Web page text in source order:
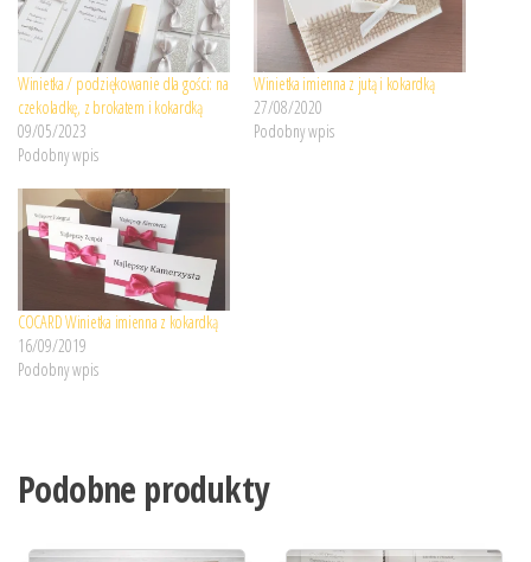
Winietka / podziękowanie dla gości: na
czekoladkę, z brokatem i kokardką
09/05/2023
Podobny wpis
Winietka imienna z jutą i kokardką
27/08/2020
Podobny wpis
COCARD Winietka imienna z kokardką
16/09/2019
Podobny wpis
Podobne produkty